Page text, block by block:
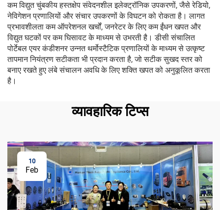
कम विद्युत चुंबकीय हस्तक्षेप संवेदनशील इलेक्ट्रॉनिक उपकरणों, जैसे रेडियो,
नेविगेशन प्रणालियों और संचार उपकरणों के विघटन को रोकता है। लागत
प्रभावशीलता कम ऑपरेशनल खर्चों, जनरेटर के लिए कम ईंधन खपत और
विद्युत घटकों पर कम घिसावट के माध्यम से उभरती है। डीसी संचालित
पोर्टेबल एयर कंडीशनर उन्नत थर्मोस्टैटिक प्रणालियों के माध्यम से उत्कृष्ट
तापमान नियंत्रण सटीकता भी प्रदान करता है, जो सटीक सुखद स्तर को
बनाए रखते हुए लंबे संचालन अवधि के लिए शक्ति खपत को अनुकूलित करता
है।
व्यावहारिक टिप्स
10
Feb